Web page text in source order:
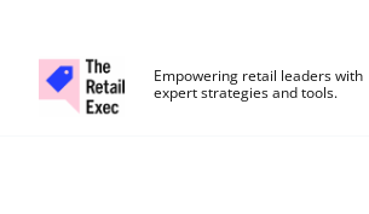
Empowering retail leaders with
expert strategies and tools.